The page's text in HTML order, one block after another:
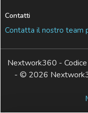
Contatti
Contatta il nostro team
Nextwork360 -
- © 2026